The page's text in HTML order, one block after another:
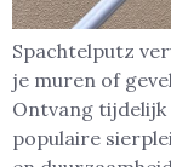
Spachtelputz
je muren of
Ontvang tijdelijk
populaire